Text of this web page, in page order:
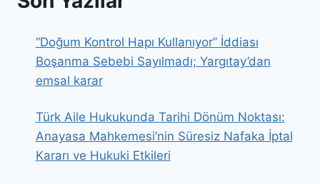
“Doğum Kontrol Hapı Kullanıyor” İddiası
Boşanma Sebebi Sayılmadı; Yargıtay’dan
emsal karar
Türk Aile Hukukunda Tarihi Dönüm Noktası:
Anayasa Mahkemesi’nin Süresiz Nafaka İptal
Kararı ve Hukuki Etkileri